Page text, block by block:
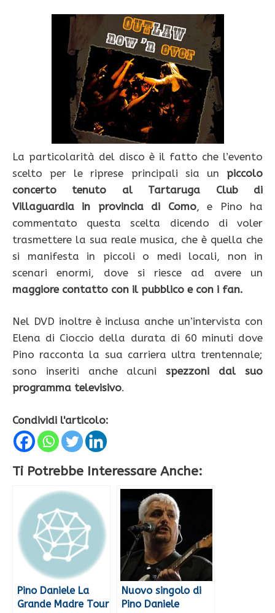
La particolarità del disco è il fatto che l’evento
scelto per le riprese principali sia un piccolo
concerto tenuto al Tartaruga Club di
Villaguardia in provincia di Como, e Pino ha
commentato questa scelta dicendo di voler
trasmettere la sua reale musica, che è quella che
si manifesta in piccoli o medi locali, non in
scenari enormi, dove si riesce ad avere un
maggiore contatto con il pubblico e con i fan.
Nel DVD inoltre è inclusa anche un’intervista con
Elena di Cioccio della durata di 60 minuti dove
Pino racconta la sua carriera ultra trentennale;
sono inseriti anche alcunispezzoni dal suo
programma televisivo.
Condividi l'articolo:
Ti Potrebbe Interessare Anche:
Pino Daniele La
Grande Madre Tour
Nuovo singolo di
Pino Daniele